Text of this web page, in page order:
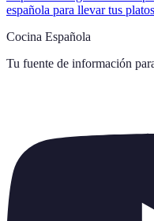
española para llevar tus
Cocina Española
Tu fuente de información